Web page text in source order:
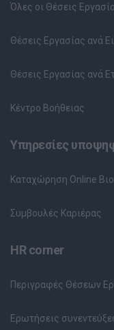
Όλες οι Θέσεις
Θέσεις Εργασίας ανά
Θέσεις Εργασίας ανά
Κέντρο Βοήθειας
Υπηρεσίες
Καταχώρηση Online
Συμβουλές Καριέρας
HR corner
Περιγραφές Θέσεων
Ερωτήσεις